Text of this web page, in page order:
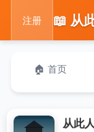
注册
🏠 首页
从此